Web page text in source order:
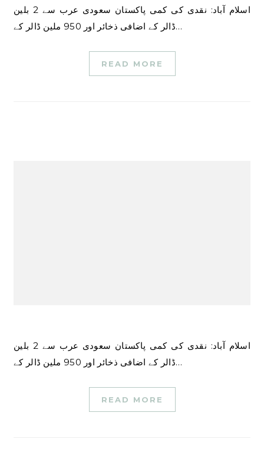
اسلام آباد: نقدی کی کمی پاکستان سعودی عرب سے 2 بلین
ڈالر کے اضافی ذخائر اور 950 ملین ڈالر کے…
READ MORE
اسلام آباد: نقدی کی کمی پاکستان سعودی عرب سے 2 بلین
ڈالر کے اضافی ذخائر اور 950 ملین ڈالر کے…
READ MORE